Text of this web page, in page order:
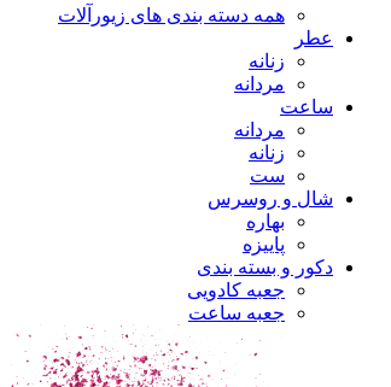
همه دسته بندی های زیورآلات
عطر
زنانه
مردانه
ساعت
مردانه
زنانه
ست
شال و روسرس
بهاره
پاییزه
دکور و بسته بندی
جعبه کادویی
جعبه ساعت